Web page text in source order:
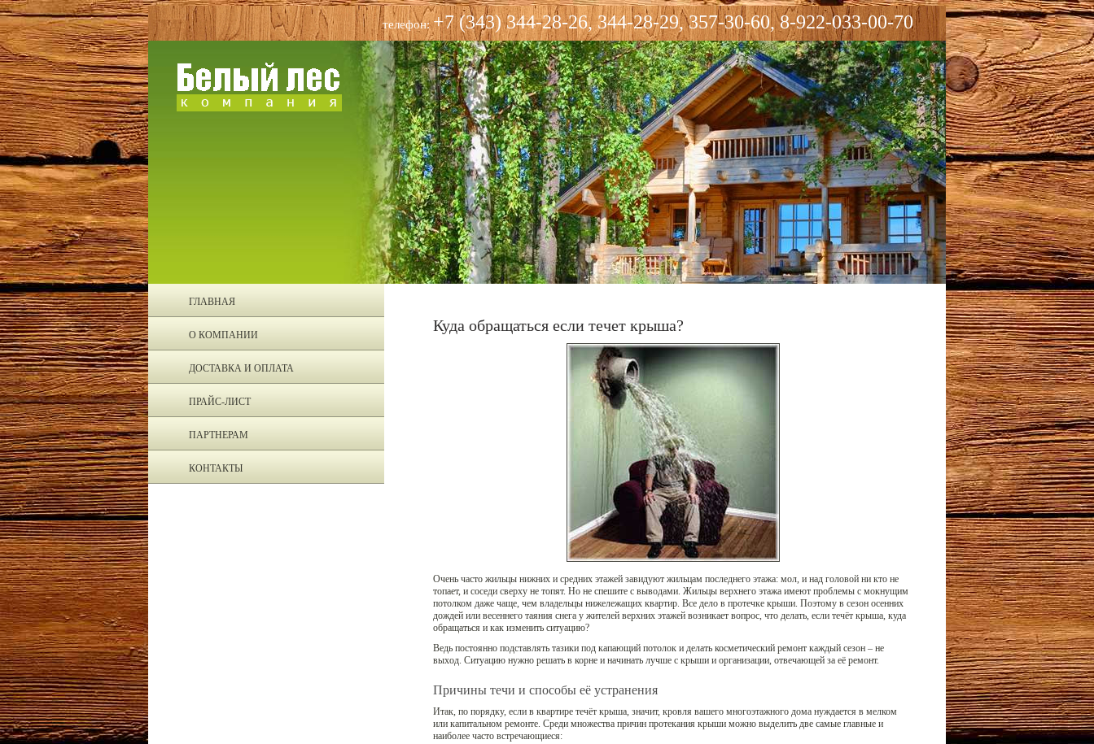
телефон:+7 (343) 344-28-26, 344-28-29, 357-30-60, 8-922-033-00-70
ГЛАВНАЯ
О КОМПАНИИ
ДОСТАВКА И ОПЛАТА
ПРАЙС-ЛИСТ
ПАРТНЕРАМ
КОНТАКТЫ
Куда обращаться если течет крыша?
Очень часто жильцы нижних и средних этажей завидуют жильцам последнего этажа: мол, и над головой ни кто не
топает, и соседи сверху не топят. Но не спешите с выводами. Жильцы верхнего этажа имеют проблемы с мокнущим
потолком даже чаще, чем владельцы нижележащих квартир. Все дело в протечке крыши. Поэтому в сезон осенних
дождей или весеннего таяния снега у жителей верхних этажей возникает вопрос, что делать, если течёт крыша, куда
обращаться и как изменить ситуацию?
Ведь постоянно подставлять тазики под капающий потолок и делать косметический ремонт каждый сезон – не
выход. Ситуацию нужно решать в корне и начинать лучше с крыши и организации, отвечающей за её ремонт.
Причины течи и способы её устранения
Итак, по порядку, если в квартире течёт крыша, значит, кровля вашего многоэтажного дома нуждается в мелком
или капитальном ремонте. Среди множества причин протекания крыши можно выделить две самые главные и
наиболее часто встречающиеся: